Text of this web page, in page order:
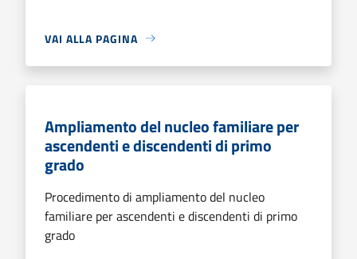
VAI ALLA PAGINA
Ampliamento del nucleo familiare per
ascendenti e discendenti di primo
grado
Procedimento di ampliamento del nucleo
familiare per ascendenti e discendenti di primo
grado